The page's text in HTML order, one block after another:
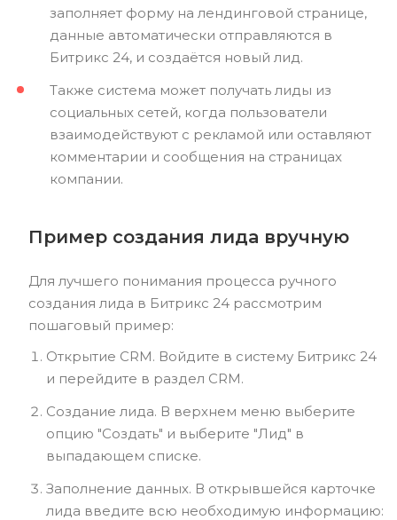
заполняет форму на лендинговой странице,
данные автоматически отправляются в
Битрикс 24, и создаётся новый лид.
Также система может получать лиды из
социальных сетей, когда пользователи
взаимодействуют с рекламой или оставляют
комментарии и сообщения на страницах
компании.
Пример создания лида вручную
Для лучшего понимания процесса ручного
создания лида в Битрикс 24 рассмотрим
пошаговый пример:
Открытие CRM. Войдите в систему Битрикс 24
и перейдите в раздел CRM.
Создание лида. В верхнем меню выберите
опцию "Создать" и выберите "Лид" в
выпадающем списке.
Заполнение данных. В открывшейся карточке
лида введите всю необходимую информацию: